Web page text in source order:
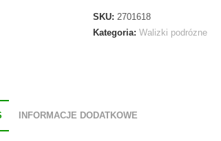
SKU:2701618
Kategoria:Walizki podrózne
INFORMACJE DODATKOWE